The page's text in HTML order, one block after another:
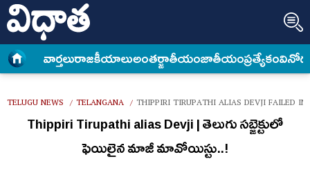
వార్త‌లురాజకీయాలుఅంత‌ర్జాతీయంజాతీయంప్రత్యేకం
TELUGU NEWS / TELANGANA / THIPPIRI TIRUPATHI ALIAS DEVJI FAILED IN
Thippiri Tirupathi alias Devji | తెలుగు స‌బ్జెక్టులో
ఫెయిలైన మాజీ మావోయిస్టు..!